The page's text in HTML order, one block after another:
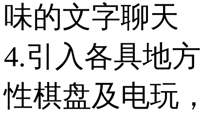
味的文字聊天
4.引入各具地方
性棋盘及电玩，